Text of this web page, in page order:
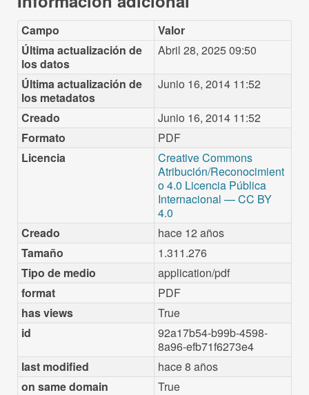
Campo
Valor
Última actualización de
los datos
Abril 28, 2025 09:50
Última actualización de
los metadatos
Junio 16, 2014 11:52
Creado
Junio 16, 2014 11:52
Formato
PDF
Licencia
Creative Commons
Atribución/Reconocimient
o 4.0 Licencia Pública
Internacional — CC BY
4.0
Creado
hace 12 años
Tamaño
1.311.276
Tipo de medio
application/pdf
format
PDF
has views
True
id
92a17b54-b99b-4598-
8a96-efb71f6273e4
last modified
hace 8 años
on same domain
True